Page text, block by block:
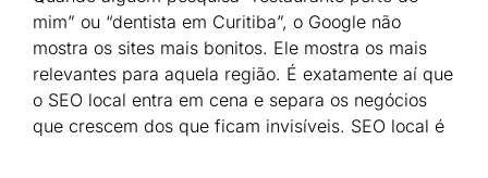
mim” ou “dentista em Curitiba”, o Google não
mostra os sites mais bonitos. Ele mostra os mais
relevantes para aquela região. É exatamente aí que
o SEO local entra em cena e separa os negócios
que crescem dos que ficam invisíveis. SEO local é